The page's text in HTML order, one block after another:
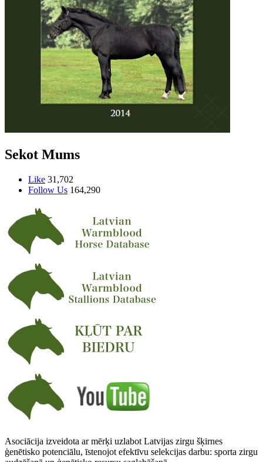
Sekot Mums
Like 31,702
Follow Us 164,290
Asociācija izveidota ar mērķi uzlabot Latvijas zirgu šķirnes
ģenētisko potenciālu, īstenojot efektīvu selekcijas darbu: sporta zirgu